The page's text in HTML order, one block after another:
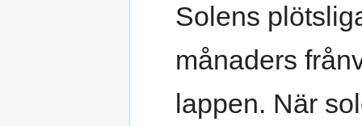
Solens
månaders
lappen. När